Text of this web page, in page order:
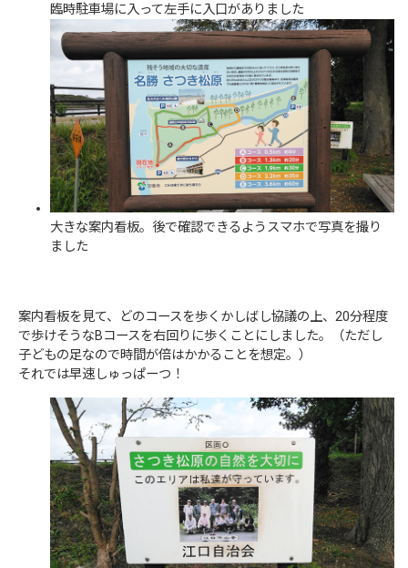
臨時駐車場に入って左手に入口がありました
大きな案内看板。後で確認できるようスマホで写真を撮り
ました
案内看板を見て、どのコースを歩くかしばし協議の上、20分程度
で歩けそうなBコースを右回りに歩くことにしました。（ただし
子どもの足なので時間が倍はかかることを想定。）
それでは早速しゅっぱーつ！